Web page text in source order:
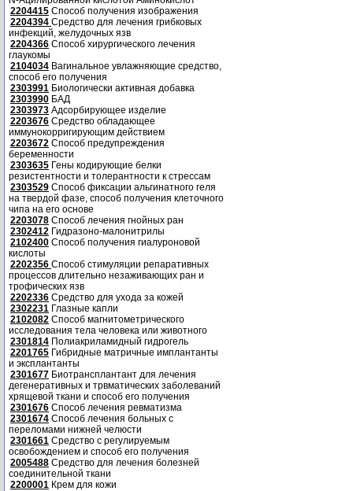
2204415 Способ получения изображения
2204394 Средство для лечения грибковых
инфекций, желудочных язв
2204366 Способ хирургического лечения
глаукомы
2104034 Вагинальное увлажняющие средство,
способ его получения
2303991 Биологически активная добавка
2303990 БАД
2303973 Адсорбирующее изделие
2203676 Средство обладающее
иммунокорригирующим действием
2203672 Способ предупреждения
беременности
2303635 Гены кодирующие белки
резистентности и толерантности к стрессам
2303529 Способ фиксации альгинатного геля
на твердой фазе, способ получения клеточного
чипа на его основе
2203078 Способ лечения гнойных ран
2302412 Гидразоно-малонитрилы
2102400 Способ получения гиалуроновой
кислоты
2202356 Способ стимуляции репаративных
процессов длительно незаживающих ран и
трофических язв
2202336 Средство для ухода за кожей
2302231 Глазные капли
2102082 Способ магнитометрического
исследования тела человека или животного
2301814 Полиакриламидный гидрогель
2201765 Гибридные матричные имплантанты
и эксплантанты
2301677 Биотрансплантант для лечения
дегенеративных и трвматических заболеваний
хрящевой ткани и способ его получения
2301676 Способ лечения ревматизма
2301674 Способ лечения больных с
переломами нижней челюсти
2301661 Средство с регулируемым
освобождением и способ его получения
2005488 Средство для лечения болезней
соединительной ткани
2200001 Крем для кожи